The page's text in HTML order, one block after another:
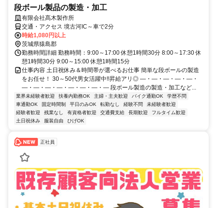
段ボール製品の製造・加工
有限会社髙木製作所
交通・アクセス 境古河IC～車で2分
時給1,080円以上
茨城県猿島郡
勤務時間詳細 勤務時間：9:00～17:00 休憩1時間30分 8:00～17:30 休
憩1時間30分 9:00～15:00 休憩1時間15分
仕事内容 土日祝休み＆時間帯が選べるお仕事 簡単な段ボールの製造
をお任せ！ 30～50代男女活躍中!!昇給アリ◎ ―・―・―・―・―・
―・―・―・―・―・―・―・― 段ボール製造の製造・加工など...
業界未経験者歓迎 扶養内勤務OK 主婦・主夫歓迎 バイク通勤OK
学歴不問
車通勤OK
固定時間制 平日のみOK 転勤なし 経験不問
未経験者歓迎
経験者歓迎
残業なし 有資格者歓迎 交通費支給 長期歓迎
フルタイム歓迎
土日祝休み
服装自由 ひげOK
正社員